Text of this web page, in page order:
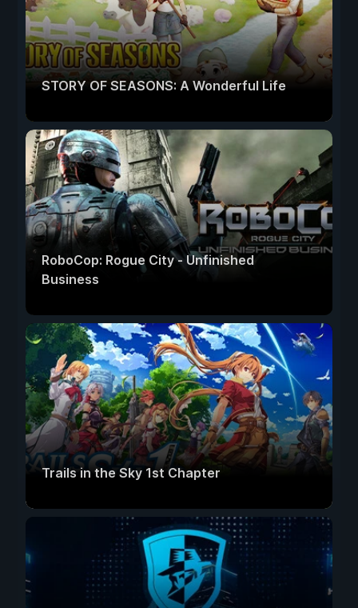
STORY OF SEASONS: A Wonderful Life
RoboCop: Rogue City - Unfinished
Business
Trails in the Sky 1st Chapter